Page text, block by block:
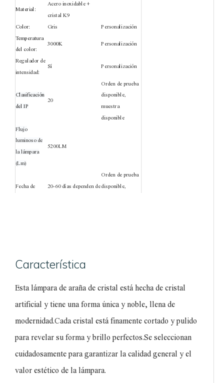
Material:
Acero inoxidable +
cristal K9
Color:
Gris
Personalización
Temperatura
del color:
3000K Personalización
Regulador de
intensidad:
Sí Personalización
Clasificación
del IP
20
Orden de prueba
disponible,
muestra
disponible
Flujo
luminoso de
la lámpara
(Lm)
5200LM
Fecha de
20-60 días dependen de
Orden de prueba
disponible,
Sala de estar,
sala de estudio, etc.
Característica
Esta lámpara de araña de cristal está hecha de cristal
artificial y tiene una forma única y noble, llena de
modernidad.Cada cristal está finamente cortado y pulido
para revelar su forma y brillo perfectos.Se seleccionan
cuidadosamente para garantizar la calidad general y el
valor estético de la lámpara.